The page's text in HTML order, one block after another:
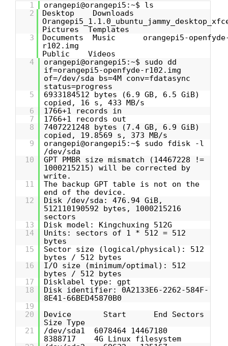
1
orangepi@orangepi5:~$ ls
2
Desktop Downloads
Pictures Templates
3
Documents Music orangepi5-
Public Videos
4
orangepi@orangepi5:~$ sudo dd
if=orangepi5-openfyde-r102.img
of=/dev/sda bs=4M conv=fdatasync
status=progress
5
6933184512 bytes (6.9 GB, 6.5 GiB)
copied, 16 s, 433 MB/s
6
1766+1 records in
7
1766+1 records out
8
7407221248 bytes (7.4 GB, 6.9 GiB)
copied, 19.8569 s, 373 MB/s
9
orangepi@orangepi5:~$ sudo fdisk -l
/dev/sda
10
GPT PMBR size mismatch (14467228 !=
1000215215) will be corrected by
write.
11
The backup GPT table is not on the
end of the device.
12
Disk /dev/sda: 476.94 GiB,
512110190592 bytes, 1000215216
sectors
13
Disk model: Kingchuxing 512G
14
Units: sectors of 1 * 512 = 512
bytes
15
Sector size (logical/physical): 512
bytes / 512 bytes
16
I/O size (minimum/optimal): 512
bytes / 512 bytes
17
Disklabel type: gpt
18
Disk identifier: 0A2133E6-2262-584F-
8E41-66BED45870B0
19
20
Device Start End Sectors
Size Type
21
/dev/sda1 6078464 14467180
8388717 4G Linux filesystem